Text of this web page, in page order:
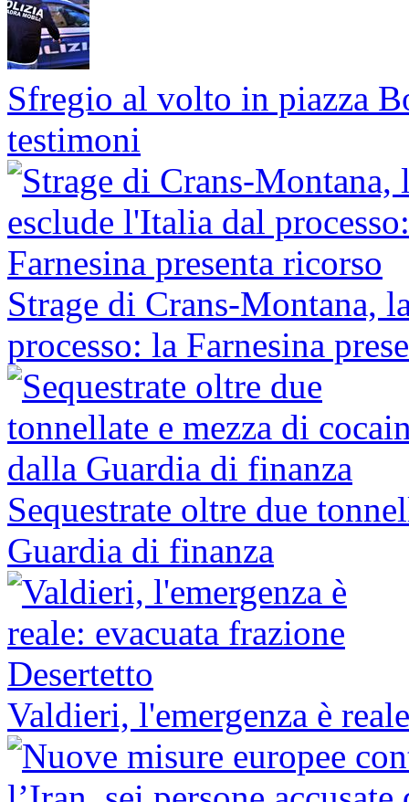
Sfregio al volto in piazza
testimoni
Strage di Crans-Montana,
processo: la Farnesina
Sequestrate oltre due
Guardia di finanza
Valdieri, l'emergenza è